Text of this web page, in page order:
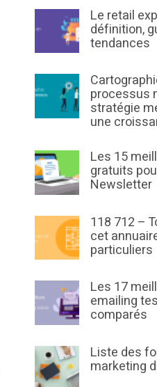
Le retail
définition,
tendances
processus
stratégie
une
Les 15
gratuits
Newsletter
118 712 –
cet
particuliers
Les 17
emailing
comparés
Liste des
marketing